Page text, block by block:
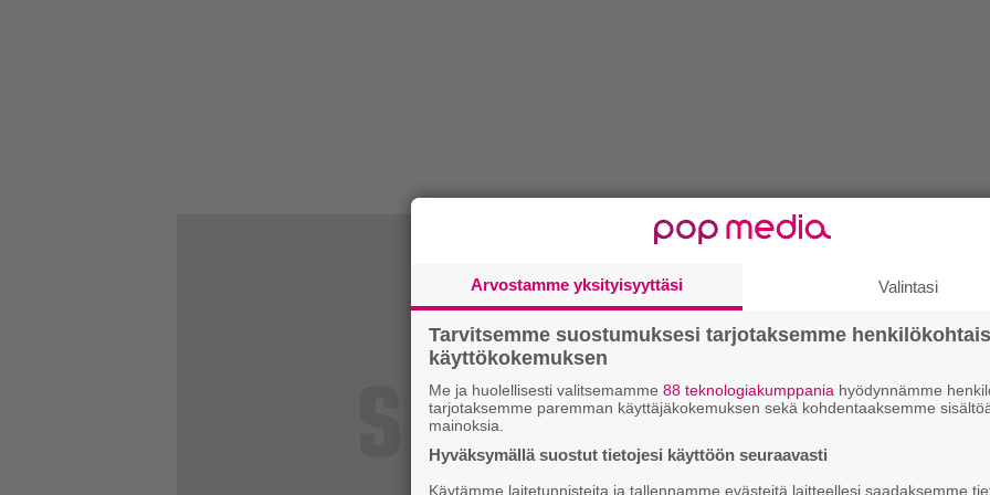
Arvostamme yksityisyyttäsi Valintasi
Tarvitsemme suostumuksesi tarjotaksemme
käyttökokemuksen
Me ja huolellisesti valitsemamme 88 teknologiakumppania hyödynnämme
tarjotaksemme paremman käyttäjäkokemuksen sekä kohdentaaksemme
mainoksia.
Hyväksymällä suostut tietojesi käyttöön seuraavasti
Käytämme laitetunnisteita ja tallennamme evästeitä laitteellesi saadaksemme